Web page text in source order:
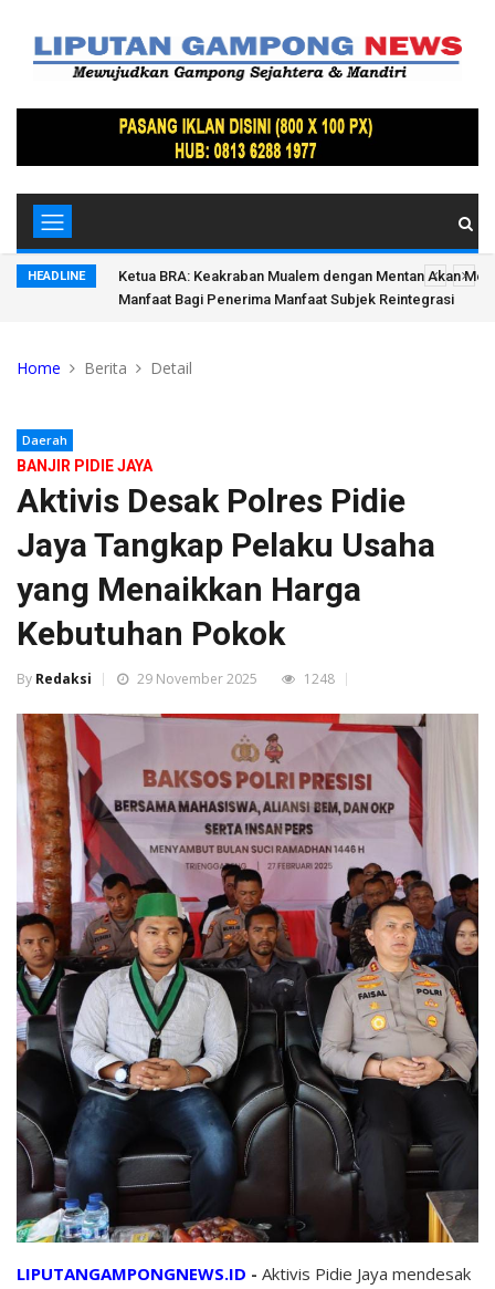
HEADLINE
di
Ketua BRA: Keakraban Mualem dengan Mentan Akan
Manfaat Bagi Penerima Manfaat Subjek Reintegrasi
Home Berita Detail
Daerah
BANJIR PIDIE JAYA
Aktivis Desak Polres Pidie
Jaya Tangkap Pelaku Usaha
yang Menaikkan Harga
Kebutuhan Pokok
By Redaksi 29 November 2025 1248
LIPUTANGAMPONGNEWS.ID - Aktivis Pidie Jaya mendesak